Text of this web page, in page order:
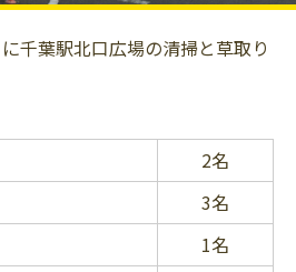
千葉駅北口広場の清掃と草取り
2名
3名
1名